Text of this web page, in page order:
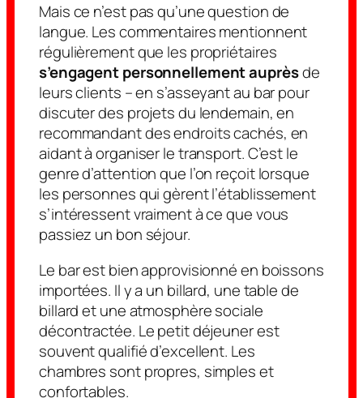
Mais ce n’est pas qu’une question de
langue. Les commentaires mentionnent
régulièrement que les propriétaires
s’engagent personnellement auprèsde
leurs clients – en s’asseyant au bar pour
discuter des projets du lendemain, en
recommandant des endroits cachés, en
aidant à organiser le transport. C’est le
genre d’attention que l’on reçoit lorsque
les personnes qui gèrent l’établissement
s’intéressent vraiment à ce que vous
passiez un bon séjour.
Le bar est bien approvisionné en boissons
importées. Il y a un billard, une table de
billard et une atmosphère sociale
décontractée. Le petit déjeuner est
souvent qualifié d’excellent. Les
chambres sont propres, simples et
confortables.